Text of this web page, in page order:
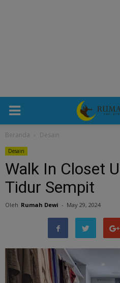
Beranda Desain
Desain
Walk In Closet
Tidur Sempit
Oleh Rumah Dewi - May 29, 2024